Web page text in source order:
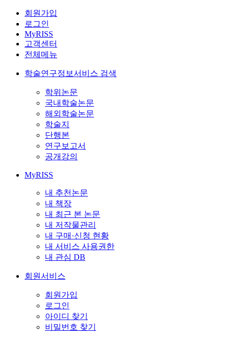
회원가입
로그인
MyRISS
고객센터
전체메뉴
학술연구정보서비스 검색
학위논문
국내학술논문
해외학술논문
학술지
단행본
연구보고서
공개강의
MyRISS
내 추천논문
내 책장
내 최근 본 논문
내 저작물관리
내 구매·신청 현황
내 서비스 사용권한
내 관심 DB
회원서비스
회원가입
로그인
아이디 찾기
비밀번호 찾기